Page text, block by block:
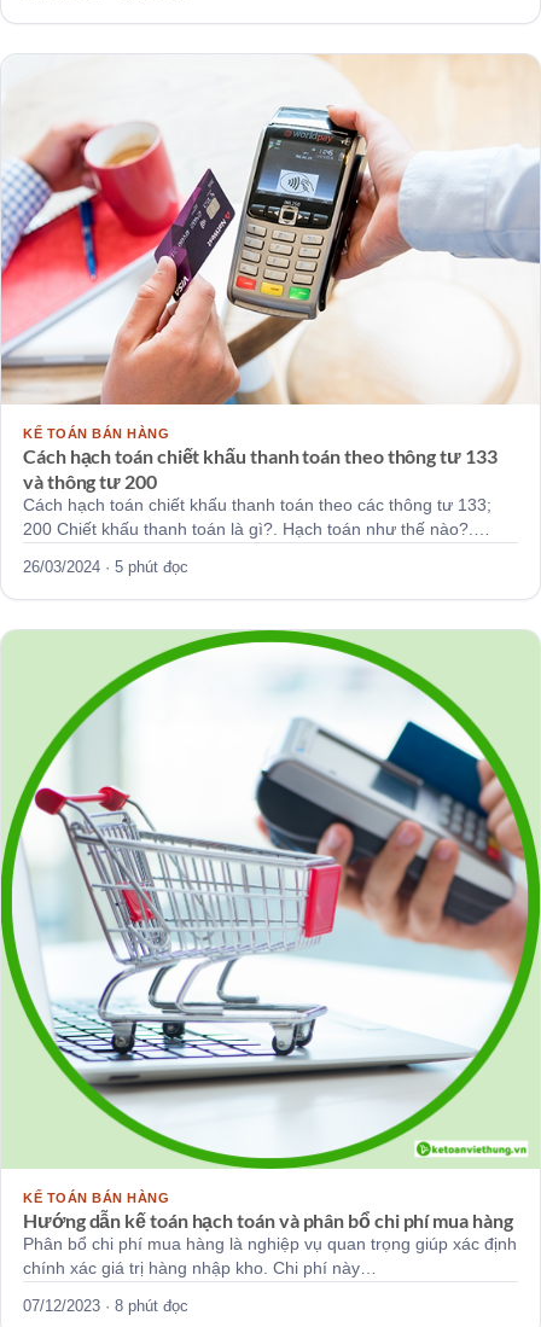
KẾ TOÁN BÁN HÀNG
Cách hạch toán chiết khấu thanh toán theo thông tư 133
và thông tư 200
Cách hạch toán chiết khấu thanh toán theo các thông tư 133;
200 Chiết khấu thanh toán là gì?. Hạch toán như thế nào?.…
26/03/2024 · 5 phút đọc
KẾ TOÁN BÁN HÀNG
Hướng dẫn kế toán hạch toán và phân bổ chi phí mua hàng
Phân bổ chi phí mua hàng là nghiệp vụ quan trọng giúp xác định
chính xác giá trị hàng nhập kho. Chi phí này…
07/12/2023 · 8 phút đọc